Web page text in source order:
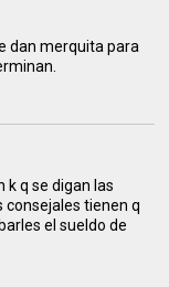
dan merquita para
k q se digan las
consejales tienen q
el sueldo de